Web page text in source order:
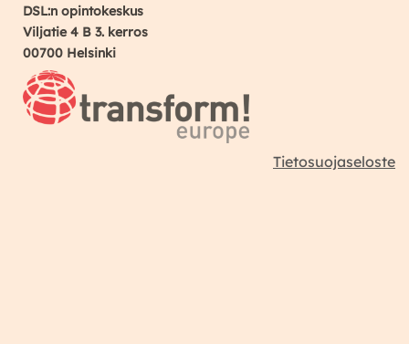
DSL:n opintokeskus
Viljatie 4 B 3. kerros
00700 Helsinki
Tietosuojaseloste